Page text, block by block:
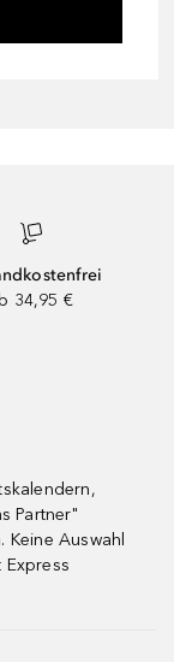
34,95 €
Partner"
Auswahl